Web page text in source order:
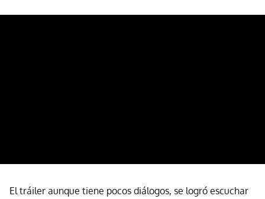
El tráiler aunque tiene pocos diálogos, se logró escuchar